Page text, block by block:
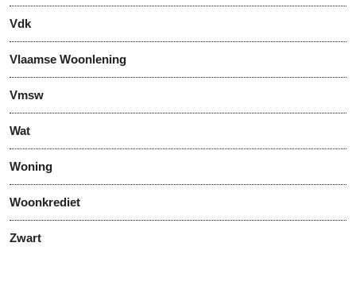
Vdk
Vlaamse Woonlening
Vmsw
Wat
Woning
Woonkrediet
Zwart